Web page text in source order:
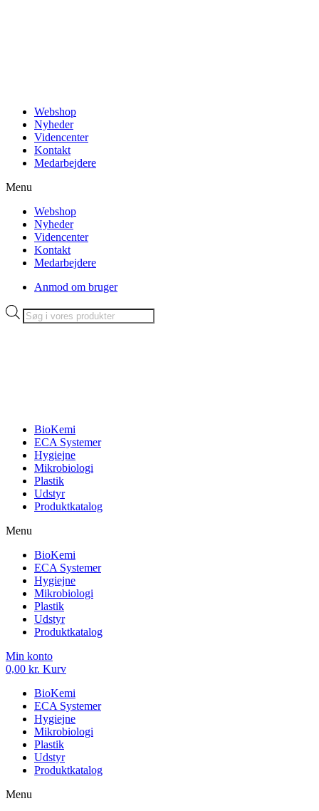
Webshop
Nyheder
Videncenter
Kontakt
Medarbejdere
Menu
Webshop
Nyheder
Videncenter
Kontakt
Medarbejdere
Anmod om bruger
Products
search
BioKemi
ECA Systemer
Hygiejne
Mikrobiologi
Plastik
Udstyr
Produktkatalog
Menu
BioKemi
ECA Systemer
Hygiejne
Mikrobiologi
Plastik
Udstyr
Produktkatalog
Min konto
0,00 kr. Kurv
BioKemi
ECA Systemer
Hygiejne
Mikrobiologi
Plastik
Udstyr
Produktkatalog
Menu